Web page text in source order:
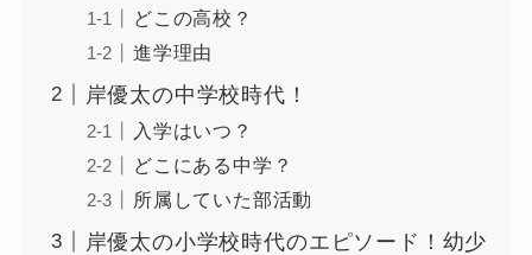
どこの高校？
進学理由
岸優太の中学校時代！
入学はいつ？
どこにある中学？
所属していた部活動
岸優太の小学校時代のエピソード！幼少